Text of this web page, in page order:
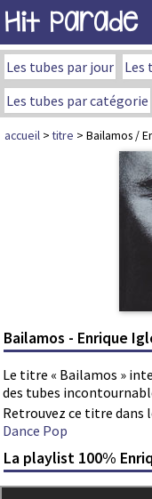
Hit Parade
Les tubes par jour Les
Les tubes par catégorie
accueil >titre > Bailamos /
Bailamos - Enrique
Le titre « Bailamos »
des tubes
Retrouvez ce titre dans
Dance Pop
La playlist 100%